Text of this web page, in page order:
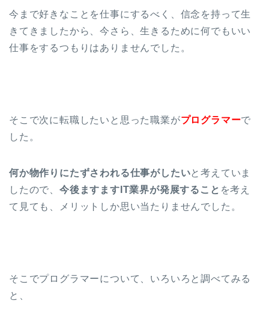
今まで好きなことを仕事にするべく、信念を持って生
きてきましたから、今さら、生きるために何でもいい
仕事をするつもりはありませんでした。
そこで次に転職したいと思った職業がプログラマーで
した。
何か物作りにたずさわれる仕事がしたいと考えていま
したので、 今後ますますIT業界が発展すること を考え
て見ても、メリットしか思い当たりませんでした。
そこでプログラマーについて、いろいろと調べてみる
と、